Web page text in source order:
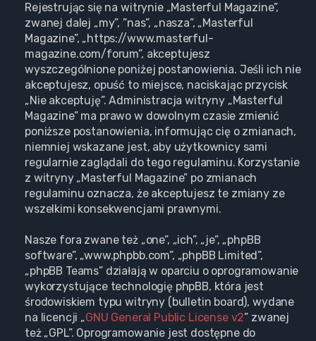
Rejestrując się na witrynie „Masterful Magazine”,
zwanej dalej „my”, ”nas”, „nasza”, „Masterful
Magazine”, „https://www.masterful-
magazine.com/forum”, akceptujesz
wyszczególnione poniżej postanowienia. Jeśli ich nie
akceptujesz, opuść to miejsce, naciskając przycisk
„Nie akceptuję”. Administracja witryny „Masterful
Magazine” ma prawo w dowolnym czasie zmienić
poniższe postanowienia, informując cię o zmianach,
niemniej wskazane jest, aby użytkownicy sami
regularnie zaglądali do tego regulaminu. Korzystanie
z witryny „Masterful Magazine” po zmianach
regulaminu oznacza, że akceptujesz te zmiany ze
wszelkimi konsekwencjami prawnymi.
Nasze fora zwane też „one”, „ich”, „je”, „phpBB
software”, „www.phpbb.com”, „phpBB Limited”,
„phpBB Teams” działają w oparciu o oprogramowanie
wykorzystujące technologię phpBB, która jest
środowiskiem typu witryny (bulletin board), wydane
na licencji „GNU General Public License v2” zwanej
też „GPL”. Oprogramowanie jest dostępne do